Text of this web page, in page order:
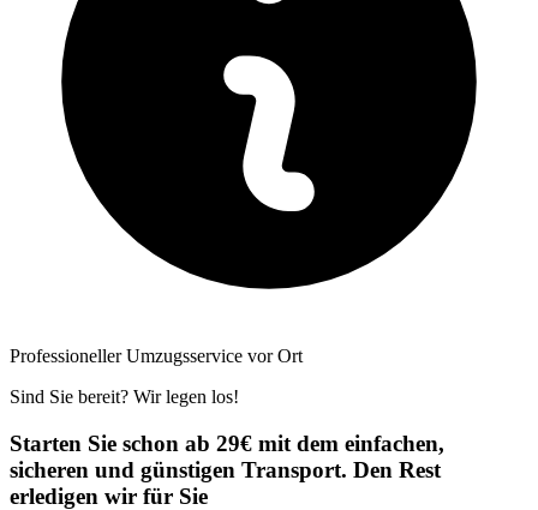
Professioneller Umzugsservice vor Ort
Sind Sie bereit? Wir legen los!
Starten Sie schon ab 29€ mit dem einfachen,
sicheren und günstigen Transport. Den Rest
erledigen wir für Sie